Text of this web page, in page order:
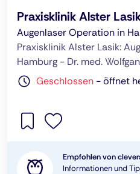
Praxisklinik Alster
Augenlaser Operation in
Praxisklinik Alster Lasik:
Hamburg - Dr. med.
Geschlossen -öffnet
Empfohlen von
Informationen und